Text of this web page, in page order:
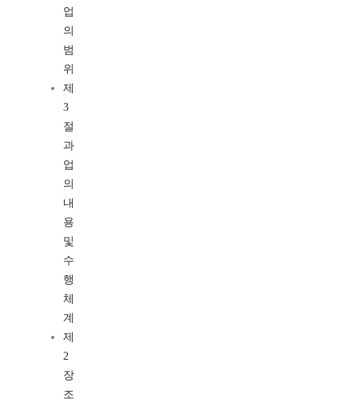
업
의
범
위
제
3
절
과
업
의
내
용
및
수
행
체
계
제
2
장
조